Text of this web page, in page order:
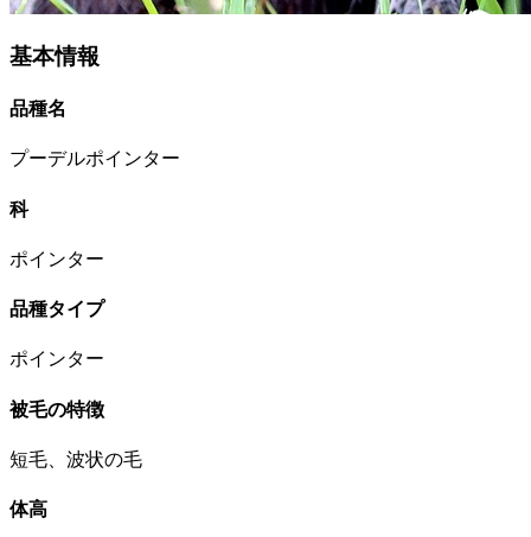
基本情報
品種名
プーデルポインター
科
ポインター
品種タイプ
ポインター
被毛の特徴
短毛、波状の毛
体高